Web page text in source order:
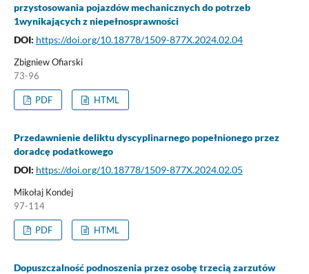
przystosowania pojazdów mechanicznych do potrzeb
1wynikających z niepełnosprawności
DOI: https://doi.org/10.18778/1509-877X.2024.02.04
Zbigniew Ofiarski
73-96
PDF HTML
Przedawnienie deliktu dyscyplinarnego popełnionego przez
doradcę podatkowego
DOI: https://doi.org/10.18778/1509-877X.2024.02.05
Mikołaj Kondej
97-114
PDF HTML
Dopuszczalność podnoszenia przez osobę trzecią zarzutów